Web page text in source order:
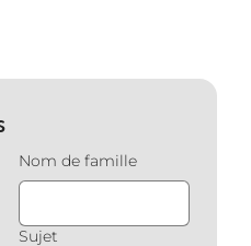
Nom de famille
Sujet